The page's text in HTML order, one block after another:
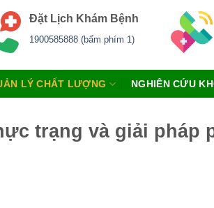
Đặt Lịch Khám Bệnh
1900585888 (bấm phím 1)
LÝ CHẤT LƯỢNG NGHIÊN CỨU
trạng và giải pháp